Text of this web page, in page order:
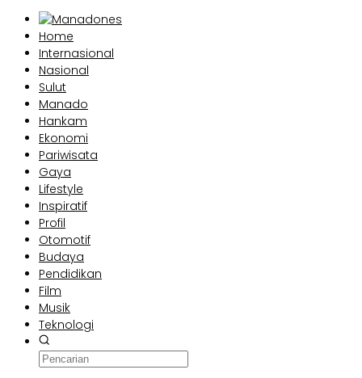
Home
Internasional
Nasional
Sulut
Manado
Hankam
Ekonomi
Pariwisata
Gaya
Lifestyle
Inspiratif
Profil
Otomotif
Budaya
Pendidikan
Film
Musik
Teknologi